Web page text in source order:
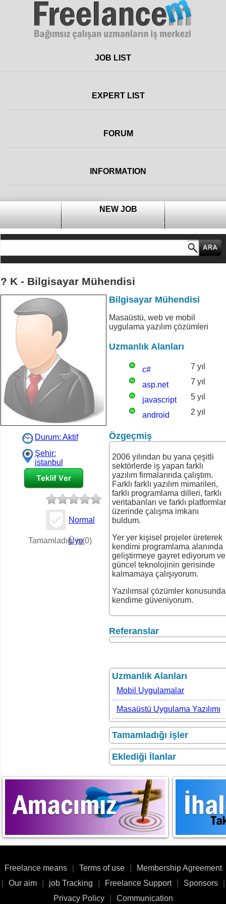
FreelanceJOB LIST
EXPERT LIST
FORUM
INFORMATION
NEW JOB
? K - Bilgisayar Mühendisi
Durum: Aktif
Şehir:
istanbul
Normal
Üye
Tamamladığı iş(0)
Bilgisayar Mühendisi
Masaüstü, web ve mobil
uygulama yazılım çözümleri
Uzmanlık Alanları
c# 7 yıl
asp.net 7 yıl
javascript 5 yıl
android 2 yıl
Özgeçmiş
2006 yılından bu yana çeşitli
sektörlerde iş yapan farklı
yazılım firmalarında çalıştım.
Farklı farklı yazılım mimarileri,
farklı programlama dilleri, farklı
veritabanları ve farklı platformlar
üzerinde çalışma imkanı
buldum.
Yer yer kişisel projeler üreterek
kendimi programlama alanında
geliştirmeye gayret ediyorum ve
güncel teknolojinin gerisinde
kalmamaya çalışıyorum.
Yazılımsal çözümler konusunda
kendime güveniyorum.
Referanslar
Uzmanlık Alanları
Mobil Uygulamalar
Masaüstü Uygulama Yazılımı
Tamamladığı işler
Eklediği İlanlar
Freelance means Terms of use
Membership Agreement
Our aim job Tracking Freelance Support Sponsors
Privacy Policy
Communication